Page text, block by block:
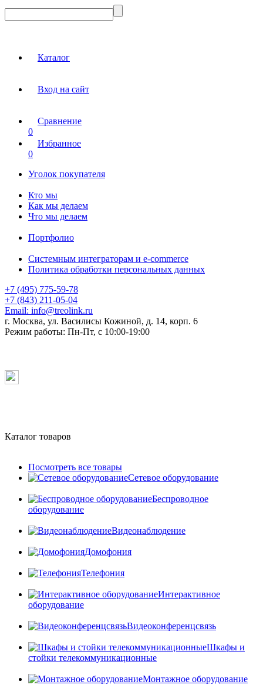
Каталог
Вход на сайт
Сравнение
0
Избранное
0
Уголок покупателя
Кто мы
Как мы делаем
Что мы делаем
Портфолио
Системным интеграторам и e-commerce
Политика обработки персональных данных
+7 (495) 775-59-78
+7 (843) 211-05-04
Email: info@treolink.ru
г. Москва, ул. Василисы Кожиной, д. 14, корп. 6
Режим работы: Пн-Пт, с 10:00-19:00
Каталог товаров
Посмотреть все товары
Сетевое оборудование
Беспроводное
оборудование
Видеонаблюдение
Домофония
Телефония
Интерактивное
оборудование
Видеоконференцсвязь
Шкафы и
стойки телекоммуникационные
Монтажное оборудование